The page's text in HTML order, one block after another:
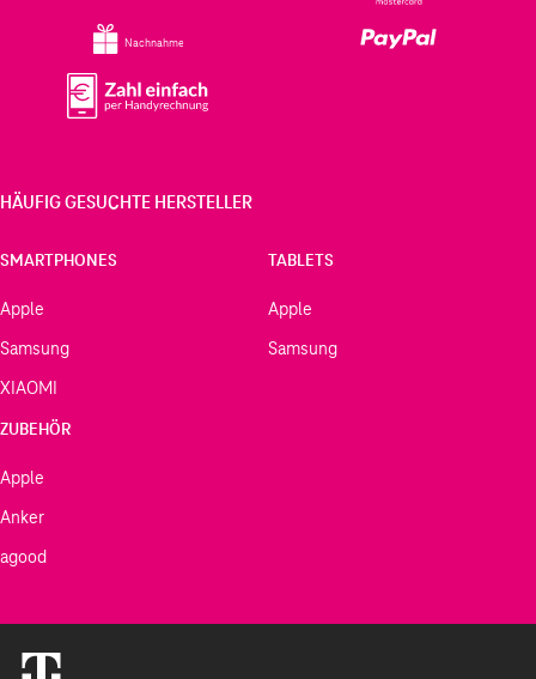
Nachnahme
HÄUFIG GESUCHTE HERSTELLER
SMARTPHONES
Apple
Samsung
XIAOMI
TABLETS
Apple
Samsung
ZUBEHÖR
Apple
Anker
agood